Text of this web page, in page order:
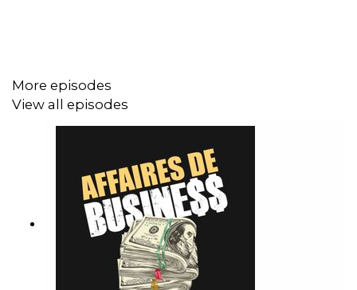
More episodes
View all episodes